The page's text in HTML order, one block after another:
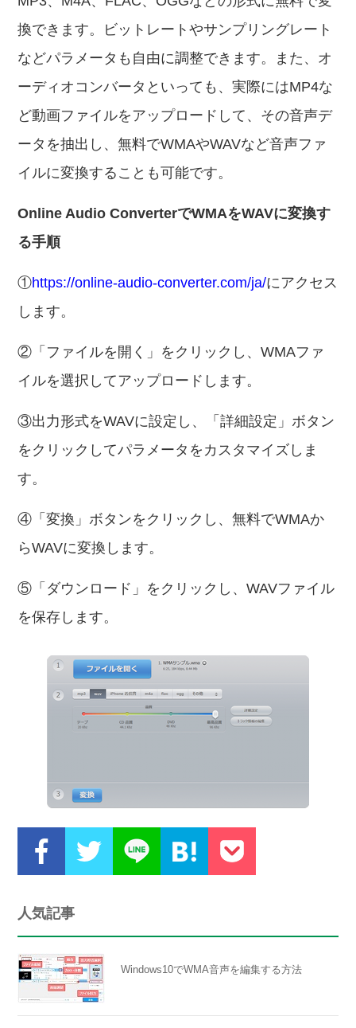
換できます。ビットレートやサンプリングレート
などパラメータも自由に調整できます。また、オ
ーディオコンバータといっても、実際にはMP4な
ど動画ファイルをアップロードして、その音声デ
ータを抽出し、無料でWMAやWAVなど音声ファ
イルに変換することも可能です。
Online Audio ConverterでWMAをWAVに変換す
る手順
①https://online-audio-converter.com/ja/にアクセス
します。
②「ファイルを開く」をクリックし、WMAファ
イルを選択してアップロードします。
③出力形式をWAVに設定し、「詳細設定」ボタン
をクリックしてパラメータをカスタマイズしま
す。
④「変換」ボタンをクリックし、無料でWMAか
らWAVに変換します。
⑤「ダウンロード」をクリックし、WAVファイル
を保存します。
人気記事
Windows10でWMA音声を編集する方法